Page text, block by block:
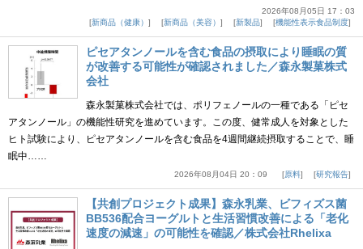
2026年08月05日 17：03
新商品（健康）
新商品（美容） 新製品 機能性表示食品制度
ピセアタンノールを含む食品の摂取により睡眠の質
が改善する可能性が確認されました／森永製菓株式
会社
森永製菓株式会社では、ポリフェノールの一種である「ピセ
アタンノール」の機能性研究を進めています。この度、健常成人を対象とした
ヒト試験により、ピセアタンノールを含む食品を4週間継続摂取することで、睡
眠中……
2026年08月04日 20：09 原料 研究報告
【共創プロジェクト成果】森永乳業、ビフィズス菌
BB536配合ヨーグルトと生活習慣改善による「老化
速度の減速」の可能性を確認／株式会社Rhelixa